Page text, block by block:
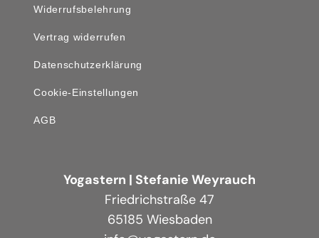
Widerrufsbelehrung
Vertrag widerrufen
Datenschutzerklärung
Cookie-Einstellungen
AGB
Yogastern | Stefanie Weyrauch
Friedrichstraße 47
65185 Wiesbaden